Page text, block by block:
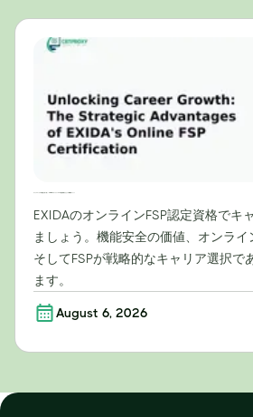
EXIDAのオンラインFSP認定資格でキ
ましょう。機能安全の価値、オンライ
そしてFSPが戦略的なキャリア選択で
ます。
August 6, 2026